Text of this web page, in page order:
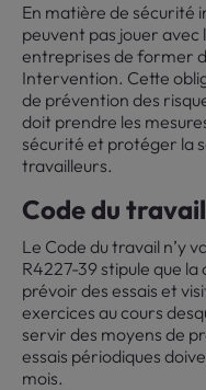
En matière de sécurité
peuvent pas jouer avec
entreprises de former
Intervention. Cette
de prévention des
doit prendre les
sécurité et protéger la
travailleurs.
Code du
Le Code du travail n’y
R4227-39 stipule que
prévoir des essais et
exercices au cours
servir des moyens de
essais périodiques
mois.